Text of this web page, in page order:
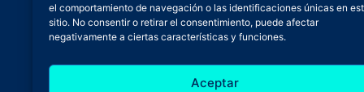
el comportamiento de navegación o las identificaciones únicas en
sitio. No consentir o retirar el consentimiento, puede afectar
negativamente a ciertas características y funciones.
Aceptar
600 515 071
De lunes a viernes
Oficina 24/7
Atención continuada